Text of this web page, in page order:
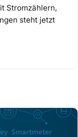
Stromzählern,
steht jetzt